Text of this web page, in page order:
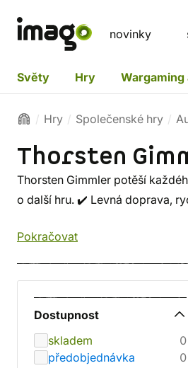
novinky
Světy Hry Wargaming
Hry Společenské hry
Thorsten
Thorsten Gimmler potěší
o další hru. ✔️ Levná doprava,
Pokračovat
Dostupnost
skladem
0
předobjednávka
0